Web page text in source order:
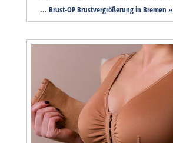
... Brust-OP Brustvergrößerung in Bremen »